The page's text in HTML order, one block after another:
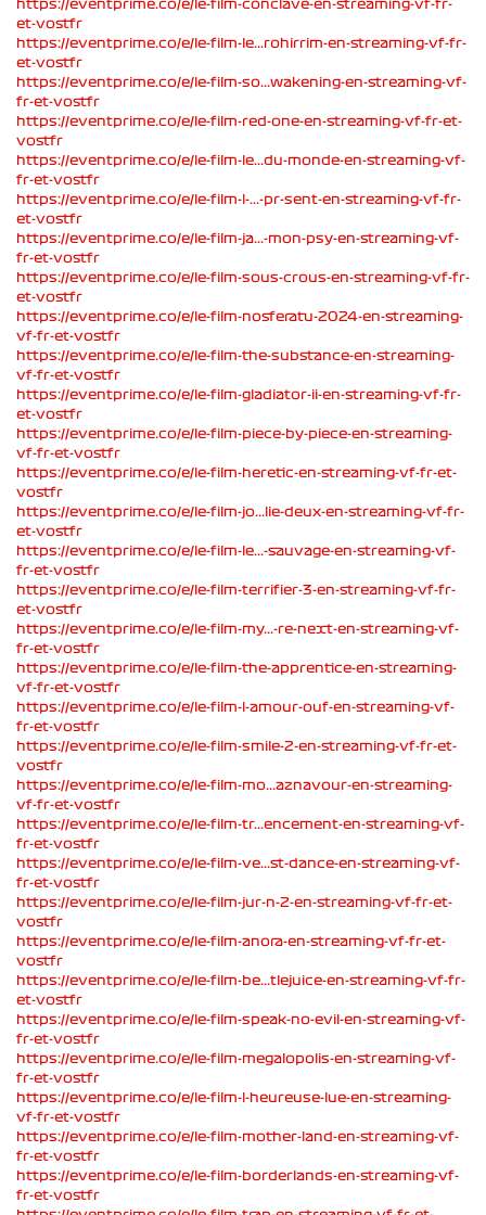
https://eventprime.co/e/le-film-conclave-en-streaming-vf-fr-
et-vostfr
https://eventprime.co/e/le-film-le...rohirrim-en-streaming-vf-fr-
et-vostfr
https://eventprime.co/e/le-film-so...wakening-en-streaming-vf-
fr-et-vostfr
https://eventprime.co/e/le-film-red-one-en-streaming-vf-fr-et-
vostfr
https://eventprime.co/e/le-film-le...du-monde-en-streaming-vf-
fr-et-vostfr
https://eventprime.co/e/le-film-l-...-pr-sent-en-streaming-vf-fr-
et-vostfr
https://eventprime.co/e/le-film-ja...-mon-psy-en-streaming-vf-
fr-et-vostfr
https://eventprime.co/e/le-film-sous-crous-en-streaming-vf-fr-
et-vostfr
https://eventprime.co/e/le-film-nosferatu-2024-en-streaming-
vf-fr-et-vostfr
https://eventprime.co/e/le-film-the-substance-en-streaming-
vf-fr-et-vostfr
https://eventprime.co/e/le-film-gladiator-ii-en-streaming-vf-fr-
et-vostfr
https://eventprime.co/e/le-film-piece-by-piece-en-streaming-
vf-fr-et-vostfr
https://eventprime.co/e/le-film-heretic-en-streaming-vf-fr-et-
vostfr
https://eventprime.co/e/le-film-jo...lie-deux-en-streaming-vf-fr-
et-vostfr
https://eventprime.co/e/le-film-le...-sauvage-en-streaming-vf-
fr-et-vostfr
https://eventprime.co/e/le-film-terrifier-3-en-streaming-vf-fr-
et-vostfr
https://eventprime.co/e/le-film-my...-re-next-en-streaming-vf-
fr-et-vostfr
https://eventprime.co/e/le-film-the-apprentice-en-streaming-
vf-fr-et-vostfr
https://eventprime.co/e/le-film-l-amour-ouf-en-streaming-vf-
fr-et-vostfr
https://eventprime.co/e/le-film-smile-2-en-streaming-vf-fr-et-
vostfr
https://eventprime.co/e/le-film-mo...aznavour-en-streaming-
vf-fr-et-vostfr
https://eventprime.co/e/le-film-tr...encement-en-streaming-vf-
fr-et-vostfr
https://eventprime.co/e/le-film-ve...st-dance-en-streaming-vf-
fr-et-vostfr
https://eventprime.co/e/le-film-jur-n-2-en-streaming-vf-fr-et-
vostfr
https://eventprime.co/e/le-film-anora-en-streaming-vf-fr-et-
vostfr
https://eventprime.co/e/le-film-be...tlejuice-en-streaming-vf-fr-
et-vostfr
https://eventprime.co/e/le-film-speak-no-evil-en-streaming-vf-
fr-et-vostfr
https://eventprime.co/e/le-film-megalopolis-en-streaming-vf-
fr-et-vostfr
https://eventprime.co/e/le-film-l-heureuse-lue-en-streaming-
vf-fr-et-vostfr
https://eventprime.co/e/le-film-mother-land-en-streaming-vf-
fr-et-vostfr
https://eventprime.co/e/le-film-borderlands-en-streaming-vf-
fr-et-vostfr